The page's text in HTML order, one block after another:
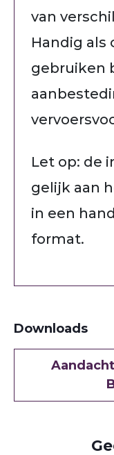
van
Handig als
gebruiken
Let op: de
gelijk aan
in een
format.
Downloads
Document